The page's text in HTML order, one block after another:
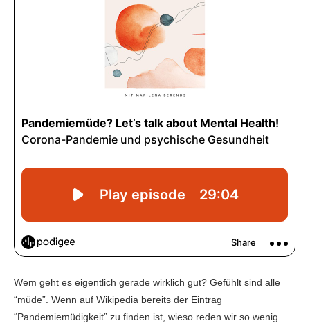
Wem geht es eigentlich gerade wirklich gut? Gefühlt sind alle
“müde”. Wenn auf Wikipedia bereits der Eintrag
“Pandemiemüdigkeit” zu finden ist, wieso reden wir so wenig